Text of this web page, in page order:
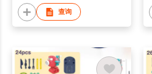
查询